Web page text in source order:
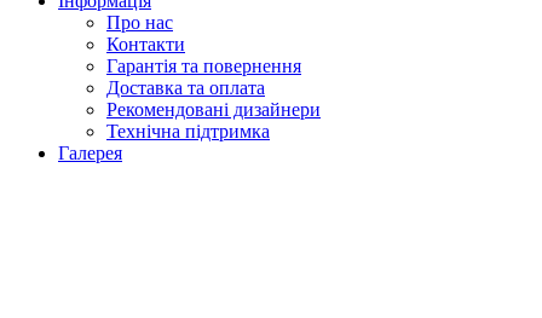
Про нас
Контакти
Гарантія та повернення
Доставка та оплата
Рекомендовані дизайнери
Технічна підтримка
Галерея